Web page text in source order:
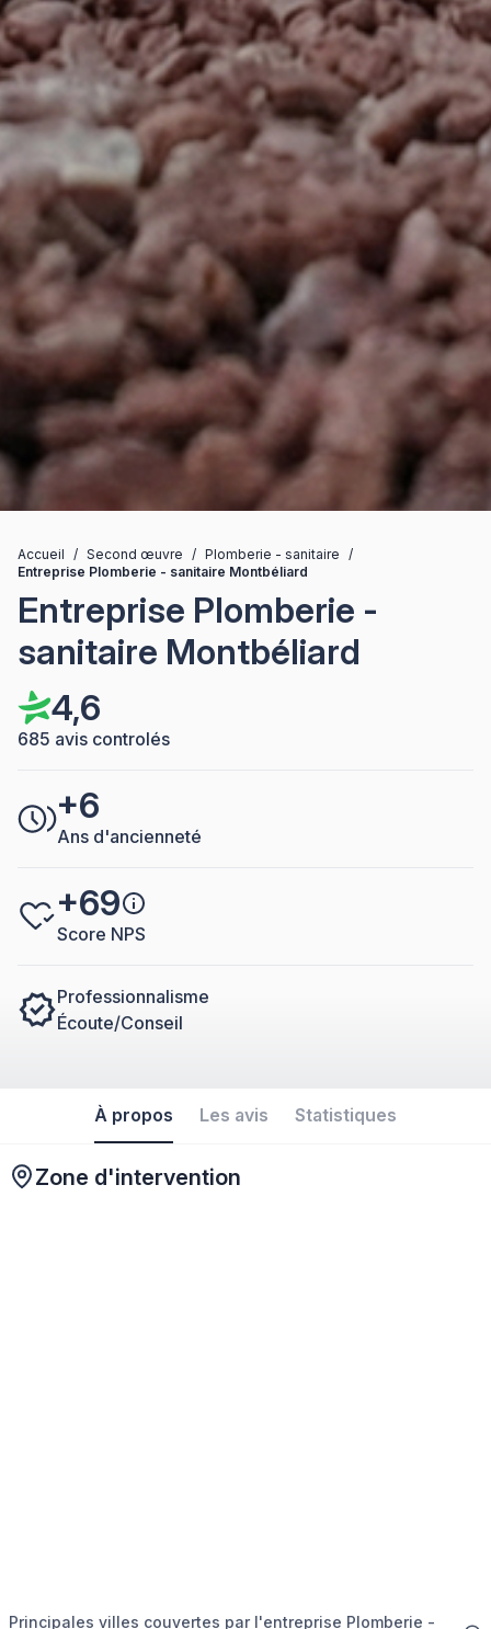
Accueil / Second œuvre / Plomberie - sanitaire
/
Entreprise Plomberie - sanitaire Montbéliard
Entreprise Plomberie -
sanitaire Montbéliard
4,6
685 avis controlés
+6
Ans d'ancienneté
+69
Score NPS
Professionnalisme
Écoute/Conseil
À propos Les avis Statistiques
Zone d'intervention
Principales villes couvertes par l'entreprise Plomberie -